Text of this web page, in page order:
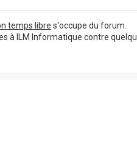
temps libre s'occupe du forum.
à ILM Informatique contre